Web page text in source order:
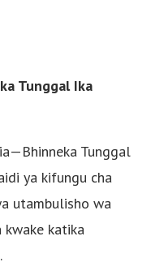
Tunggal Ika
Tunggal
ya kifungu cha
utambulisho wa
kwake katika